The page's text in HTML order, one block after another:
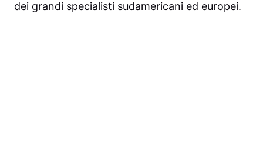
dei grandi specialisti sudamericani ed europei.